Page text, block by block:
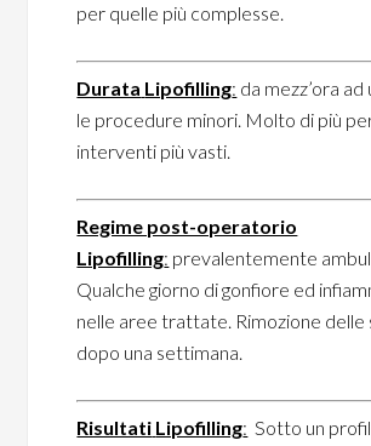
per quelle più complesse.
Durata Lipofilling: da mezz’ora ad
le procedure minori. Molto di più
interventi più vasti.
Regime post-operatorio
Lipofilling: prevalentemente
Qualche giorno di gonfiore ed
nelle aree trattate. Rimozione delle
dopo una settimana.
Risultati Lipofilling: Sotto un